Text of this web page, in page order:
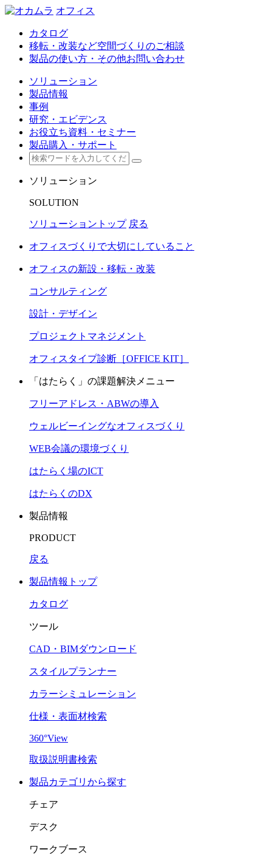
オフィス
カタログ
移転・改装など空間づくりのご相談
製品の使い方・その他お問い合わせ
ソリューション
製品情報
事例
研究・エビデンス
お役立ち資料・セミナー
製品購入・サポート
ソリューション
SOLUTION
ソリューショントップ 戻る
オフィスづくりで大切にしていること
オフィスの新設・移転・改装
コンサルティング
設計・デザイン
プロジェクトマネジメント
オフィスタイプ診断［OFFICE KIT］
「はたらく」の課題解決メニュー
フリーアドレス・ABWの導入
ウェルビーイングなオフィスづくり
WEB会議の環境づくり
はたらく場のICT
はたらくのDX
製品情報
PRODUCT
戻る
製品情報トップ
カタログ
ツール
CAD・BIMダウンロード
スタイルプランナー
カラーシミュレーション
仕様・表面材検索
360°View
取扱説明書検索
製品カテゴリから探す
チェア
デスク
ワークブース